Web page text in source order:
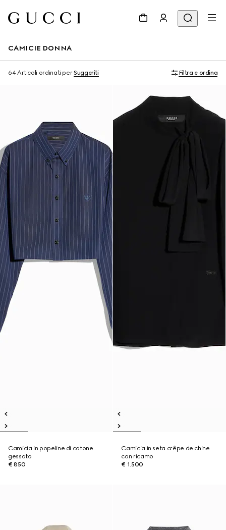
CAMICIE DONNA
64 Articoli ordinati perSuggeriti Filtra e ordina
Camicia in popeline di cotone
gessato
€ 850
Camicia in seta crêpe de chine
con ricamo
€ 1.500